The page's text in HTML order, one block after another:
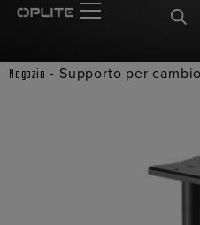
Negozio - Supporto per